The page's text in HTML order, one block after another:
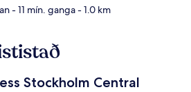
- 11 mín. ganga- 1.0 km
Stockholm Central